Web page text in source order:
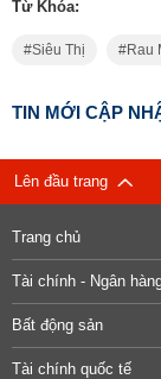
Từ Khóa:
Siêu Thị Rau
TIN MỚI CẬP
Lên đầu trang
Trang chủ
Tài chính - Ngân
Bất động sản
Tài chính quốc tế